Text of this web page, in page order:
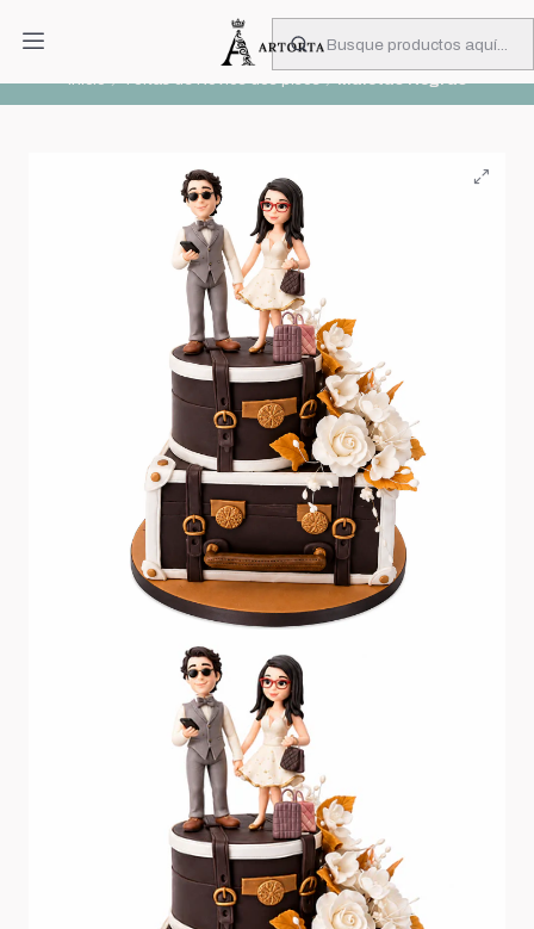
PIDA CON MUCHA ANTICIPACIÓN
Inicio Tortas de Novios dos pisos Maletas Negras